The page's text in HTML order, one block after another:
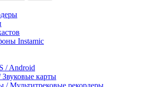
Instamic
/ Android
карты